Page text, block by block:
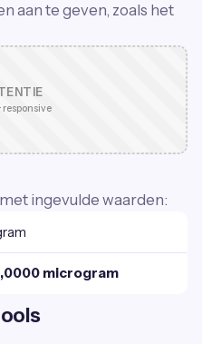
aan te geven, zoals het
responsive
ingevulde waarden:
microgram